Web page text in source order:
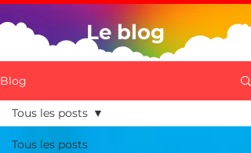
Le blog
Blog
Tous les posts
Tous les posts